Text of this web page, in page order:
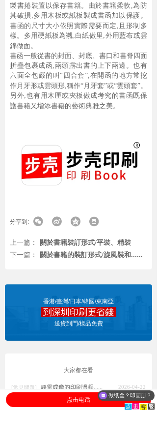
製書捲裝置以保存書籍。由於書籍柔軟 ,為防
其破損 ,多用木板或紙板製成書函加以保護。
書函的尺寸大小依照實際需要而定 , 且形制多
樣。多用硬紙板為襯,白紙做里 ,外用藍布或雲
錦做面。
書函一般從書的封面、封底、書口和書脊四面
折疊包裹成函, 兩頭露出書的上下兩邊。也有
六面全包嚴的叫“四合套”,在開函的地方常挖
作月牙形或雲頭形,稱作“月牙套”或“雲頭套”。
另外,也有用木匣或夾板做成考究的書函 既保
護書籍又增添書籍的藝術典雅之美。
分享到:
上一篇：
關於書籍裝訂形式/平裝、精裝
下一篇：
關於書籍的裝訂形式/旋風裝和......
點擊報價
香港/臺灣/日本/韓國/東南亞
到深圳印刷更省錢
送貨到門/樣品免費
大家都在看
[常見問題] 靜電成像的印刷過程...... 2026-04-22
靜電成像的印刷過程...... 2026-04-21
做纸盒？印画册？
点击电话